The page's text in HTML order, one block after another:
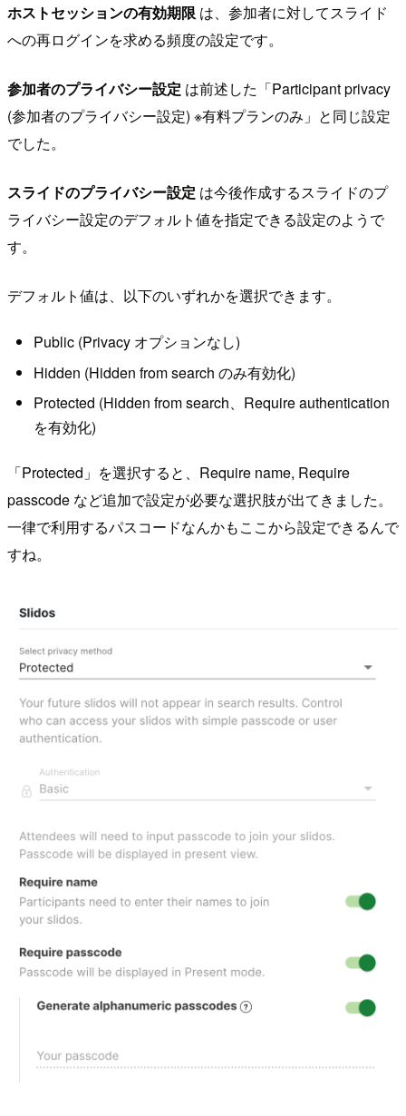
ホストセッションの有効期限 は、参加者に対してスライド
への再ログインを求める頻度の設定です。
参加者のプライバシー設定 は前述した「Participant privacy
(参加者のプライバシー設定) ※有料プランのみ」と同じ設定
でした。
スライドのプライバシー設定 は今後作成するスライドのプ
ライバシー設定のデフォルト値を指定できる設定のようで
す。
デフォルト値は、以下のいずれかを選択できます。
Public (Privacy オプションなし)
Hidden (Hidden from search のみ有効化)
Protected (Hidden from search、Require authentication
を有効化)
「Protected」を選択すると、Require name, Require
passcode など追加で設定が必要な選択肢が出てきました。
一律で利用するパスコードなんかもここから設定できるんで
すね。